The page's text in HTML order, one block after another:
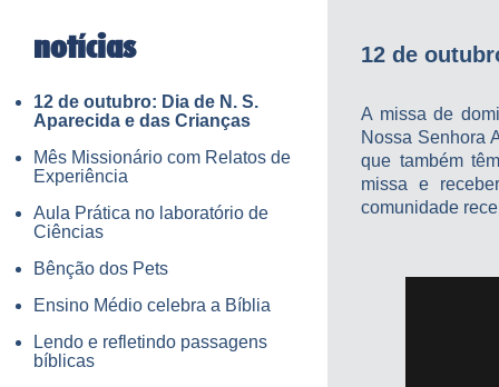
notícias
12 de outubro: Dia de N. S.
Aparecida e das Crianças
Mês Missionário com Relatos de
Experiência
Aula Prática no laboratório de
Ciências
Bênção dos Pets
Ensino Médio celebra a Bíblia
Lendo e refletindo passagens
bíblicas
12 de
A missa de
Nossa Senhora
que também
missa e
comunidade